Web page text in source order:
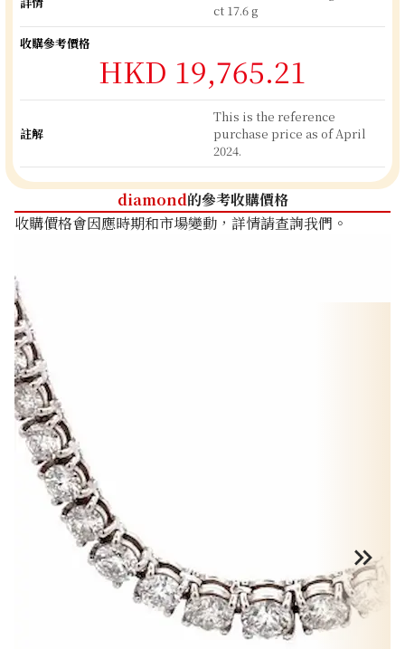
ct 17.6 g
收購參考價格
HKD 19,765.21
註解
This is the reference
purchase price as of April
2024.
diamond的參考收購價格
收購價格會因應時期和市場變動，詳情請查詢我們。